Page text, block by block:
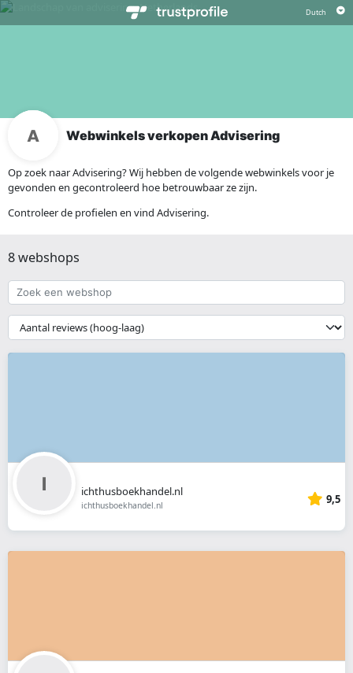
Webwinkels verkopen Advisering
Op zoek naar Advisering? Wij hebben de volgende webwinkels voor je
gevonden en gecontroleerd hoe betrouwbaar ze zijn.
Controleer de profielen en vind Advisering.
8 webshops
Zoek
een
webshop
{{
__('Sort')
}}
ichthusboekhandel.nl
ichthusboekhandel.nl 9,5